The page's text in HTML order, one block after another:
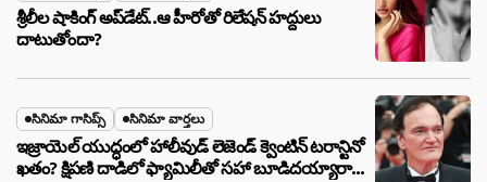
శ్రీలీల షాకింగ్ అప్‌డేట్..ఆ హీరోతో రిలేషన్ హద్దులు
దాటుతోందా?
సినిమా గాసిప్స్ సినిమా వార్తలు
ఇజ్రాయెల్ యుద్ధంలో హాలీవుడ్ లెజెండ్ క్వెంటిన్ టరాన్టినో
ఖతం? క్షిపణి దాడిలో ఫ్యామిలీతో సహా బూడిదయ్యారా?